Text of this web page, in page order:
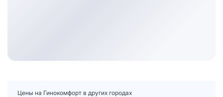
Цены на Гинокомфорт в других городах